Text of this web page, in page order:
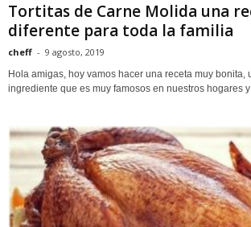
Tortitas de Carne Molida una
diferente para toda la familia
cheff - 9 agosto, 2019
Hola amigas, hoy vamos hacer una receta muy bonita,
ingrediente que es muy famosos en nuestros hogares